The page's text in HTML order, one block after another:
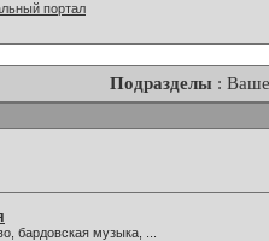
портал
Подразделы :
бардовская музыка, ...